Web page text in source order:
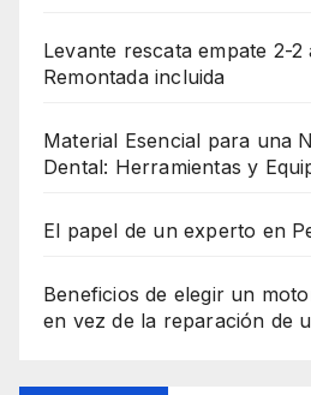
Levante rescata empate 2-2
Remontada incluida
Material Esencial para una
Dental: Herramientas y
El papel de un experto en
Beneficios de elegir un
en vez de la reparación de